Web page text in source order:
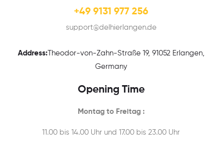
+49 9131 977 256
support@delhierlangen.de
Address:Theodor-von-Zahn-Straße 19, 91052 Erlangen,
Germany
Opening Time
Montag to Freitag :
11.00 bis 14.00 Uhr und 17.00 bis 23.00 Uhr